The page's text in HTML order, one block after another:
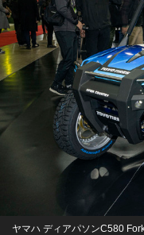
ヤマハ ディアパソンC580